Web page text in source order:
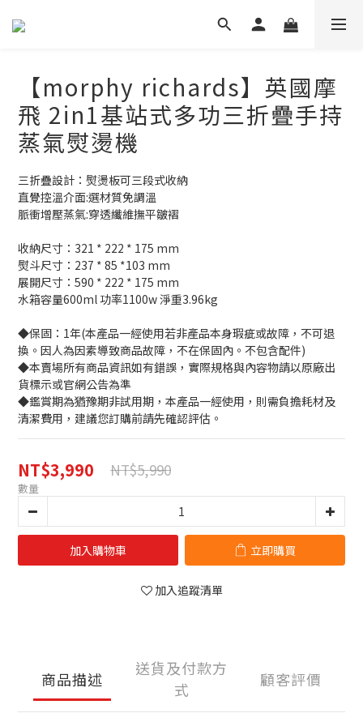
【morphy richards】英國摩
飛 2in1基站式多功三折疊手持
蒸氣熨燙機
三折疊設計：熨燙板可三段式收納
直覺控溫介面:選材質免調溫
脈衝增壓蒸氣:穿透纖維撫平皺褶
收納尺寸：321 * 222 * 175 mm
熨斗尺寸：237 * 85 *103 mm
展開尺寸：590 * 222 * 175 mm
水箱容量600ml 功率1100w 淨重3.96kg
◆保固：1年(本產品一經使用若非產品本身瑕疵或故障，不可退
換。因人為因素導致商品故障，不在保固內。不包含配件)
◆本賣場所有商品資訊如有錯誤，實際規格與內容物請以原廠出
貨標示或官網公告為準
◆鑑賞期為猶豫期非試用期，本產品一經使用，則需負擔耗材及
清潔費用，建議您訂購前請先確認評估。
NT$3,990 NT$5,990
數量
加入購物車 立即購買
加入追蹤清單
商品描述
送貨及付款方
式
顧客評價